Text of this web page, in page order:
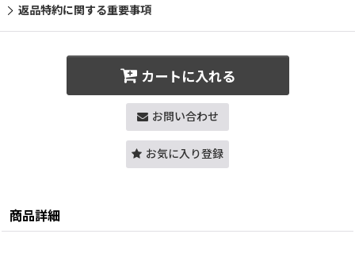
返品特約に関する重要事項
カートに入れる
お問い合わせ
お気に入り登録
商品詳細